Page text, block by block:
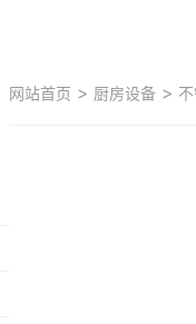
网站首页 > 厨房设备 >